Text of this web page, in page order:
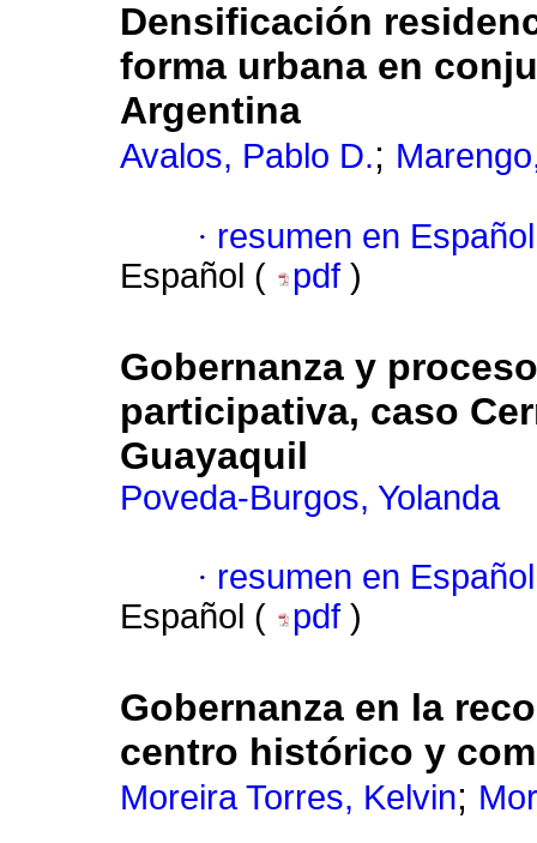
Densificación
forma urbana en
Argentina
Avalos, Pablo D.;
· resumen en Español
Español (
pdf )
Gobernanza y
participativa, caso
Guayaquil
Poveda-Burgos, Yolanda
· resumen en Español
Español (
pdf )
Gobernanza en la
centro histórico y
Moreira Torres, Kelvin;